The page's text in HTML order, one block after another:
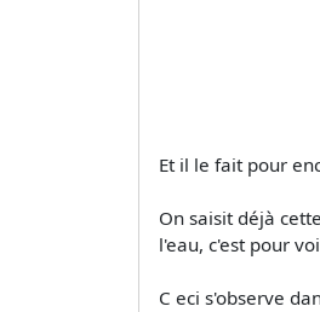
Et il le fait pour
On saisit déjà
l'eau, c'est pour
C eci s'observe